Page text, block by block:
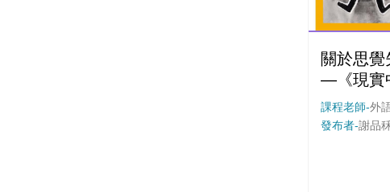
關於思
—《現實
進思覺失
課程老師-外
發布者-謝品